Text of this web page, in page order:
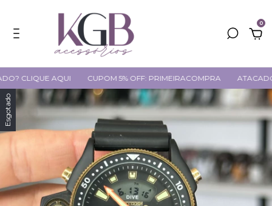
0
AQUI CUPOM 5% OFF: PRIMEIRACOMPRA ATACADO?
Esgotado